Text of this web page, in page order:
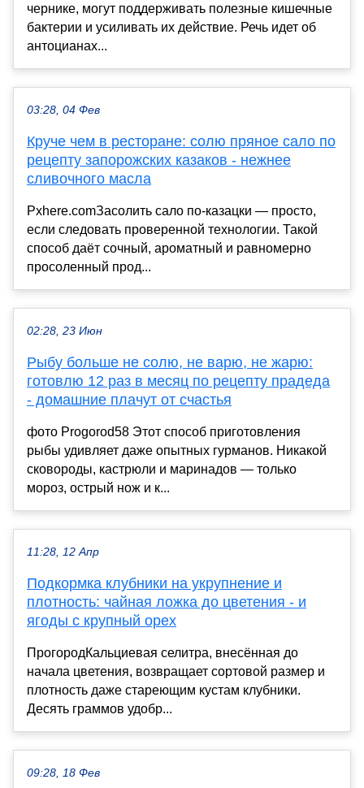
чернике, могут поддерживать полезные кишечные
бактерии и усиливать их действие. Речь идет об
антоцианах...
03:28, 04 Фев
Круче чем в ресторане: солю пряное сало по
рецепту запорожских казаков - нежнее
сливочного масла
Pxhere.comЗасолить сало по-казацки — просто,
если следовать проверенной технологии. Такой
способ даёт сочный, ароматный и равномерно
просоленный прод...
02:28, 23 Июн
Рыбу больше не солю, не варю, не жарю:
готовлю 12 раз в месяц по рецепту прадеда
- домашние плачут от счастья
фото Progorod58 Этот способ приготовления
рыбы удивляет даже опытных гурманов. Никакой
сковороды, кастрюли и маринадов — только
мороз, острый нож и к...
11:28, 12 Апр
Подкормка клубники на укрупнение и
плотность: чайная ложка до цветения - и
ягоды с крупный орех
ПрогородКальциевая селитра, внесённая до
начала цветения, возвращает сортовой размер и
плотность даже стареющим кустам клубники.
Десять граммов удобр...
09:28, 18 Фев